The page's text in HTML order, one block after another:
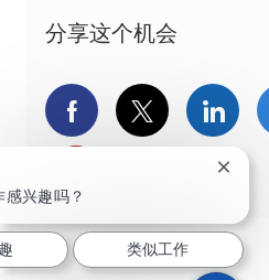
分享这个机会
通过Facebook分
通过推特
通
通过 pinterest 分
兴趣吗？
关闭聊
类似工作